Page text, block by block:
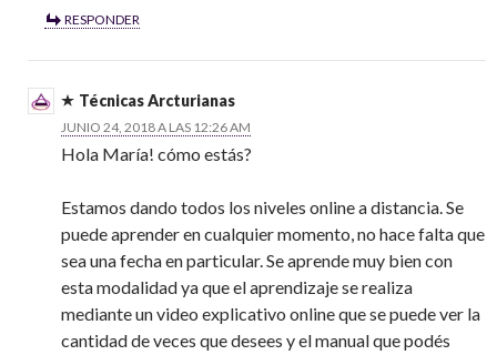
RESPONDER
Técnicas Arcturianas
JUNIO 24, 2018 A LAS 12:26 AM
Hola María! cómo estás?
Estamos dando todos los niveles online a distancia. Se
puede aprender en cualquier momento, no hace falta que
sea una fecha en particular. Se aprende muy bien con
esta modalidad ya que el aprendizaje se realiza
mediante un video explicativo online que se puede ver la
cantidad de veces que desees y el manual que podés